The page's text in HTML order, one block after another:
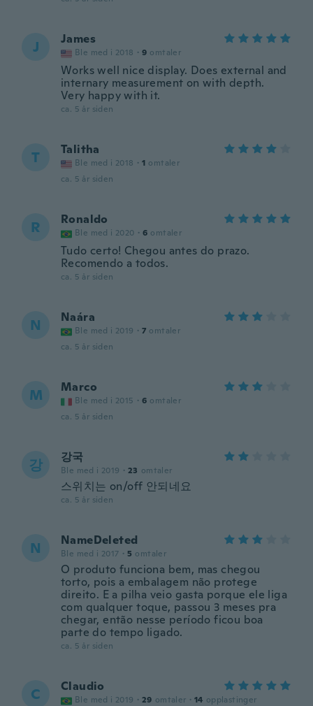
J James
Ble med i 2018 · 9 omtaler
Works well nice display. Does external and
internary measurement on with depth.
Very happy with it.
ca. 5 år siden
T Talitha
Ble med i 2018 · 1 omtaler
ca. 5 år siden
R Ronaldo
Ble med i 2020 · 6 omtaler
Tudo certo! Chegou antes do prazo.
Recomendo a todos.
ca. 5 år siden
N Naára
Ble med i 2019 · 7 omtaler
ca. 5 år siden
M Marco
Ble med i 2015 · 6 omtaler
ca. 5 år siden
강 강국
Ble med i 2019 · 23 omtaler
스위치는 on/off 안되네요
ca. 5 år siden
N NameDeleted
Ble med i 2017 · 5 omtaler
O produto funciona bem, mas chegou
torto, pois a embalagem não protege
direito. E a pilha veio gasta porque ele liga
com qualquer toque, passou 3 meses pra
chegar, então nesse período ficou boa
parte do tempo ligado.
ca. 5 år siden
C Claudio
Ble med i 2019 · 29 omtaler · 14 opplastinger